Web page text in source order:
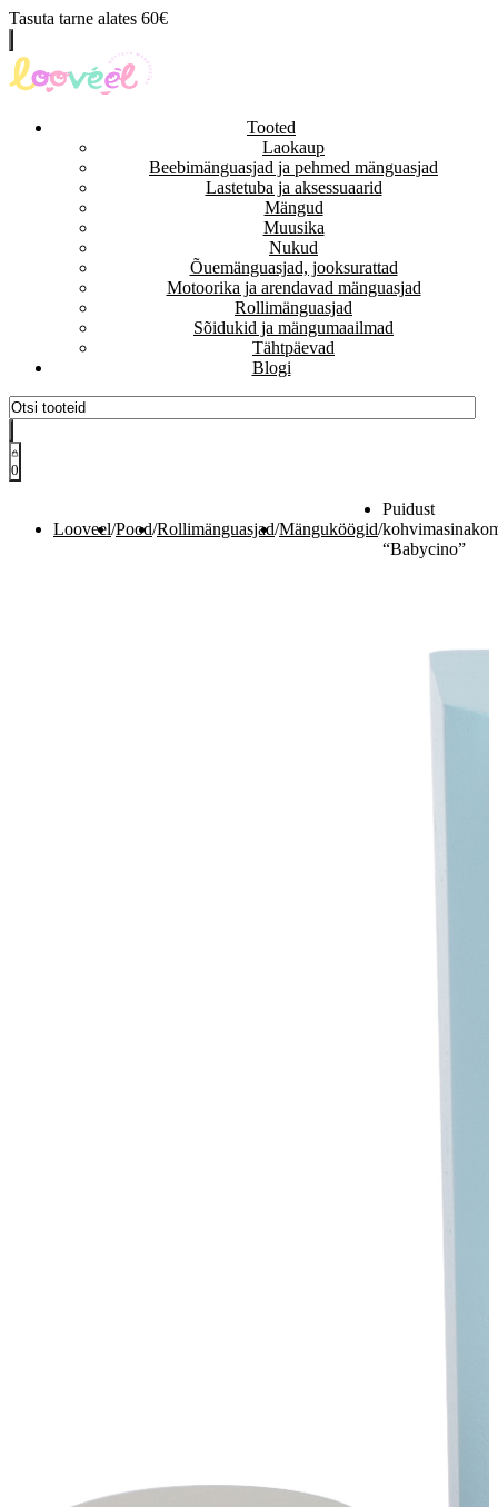
Tasuta tarne alates 60€
Tooted
Laokaup
Beebimänguasjad ja pehmed mänguasjad
Lastetuba ja aksessuaarid
Mängud
Muusika
Nukud
Õuemänguasjad, jooksurattad
Motoorika ja arendavad mänguasjad
Rollimänguasjad
Sõidukid ja mängumaailmad
Tähtpäevad
Blogi
0
Looveel/Pood/Rollimänguasjad/Mänguköögid/
Puidust
“Babycino”